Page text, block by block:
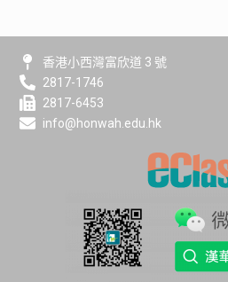
香港小西灣富欣道 3 號
2817-1746
2817-6453
info@honwah.edu.hk